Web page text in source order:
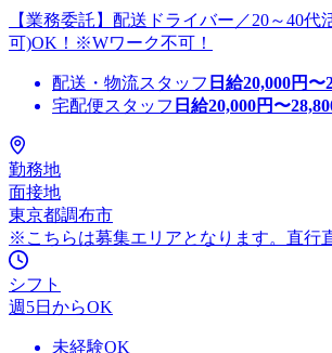
【業務委託】配送ドライバー／20～40代
可)OK！※Wワーク不可！
配送・物流スタッフ 日給20,000円〜
宅配便スタッフ 日給20,000円〜
勤務地
面接地
東京都調布市
※こちらは募集エリアとなります。直行
シフト
週5日からOK
未経験OK